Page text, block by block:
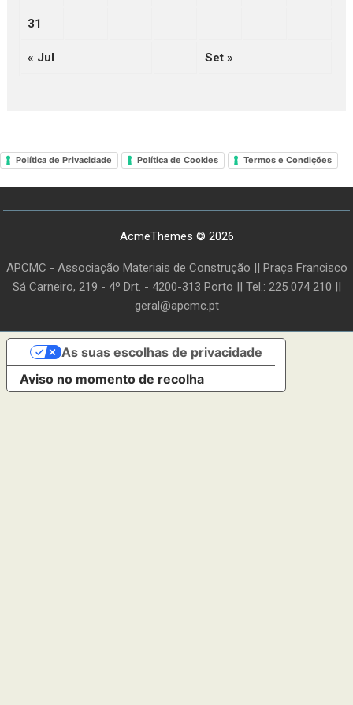
31
« Jul Set »
Política de Privacidade Política de Cookies Termos e Condições
AcmeThemes © 2026
APCMC - Associação Materiais de Construção || Praça Francisco
Sá Carneiro, 219 - 4º Drt. - 4200-313 Porto || Tel.: 225 074 210 ||
geral@apcmc.pt
Aviso no momento de recolha
As suas escolhas de privacidade